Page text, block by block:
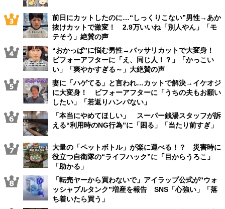
前日にカットしたのに…“しっくりこない”男性→あか
抜けカットで激変！ 2.9万いいね「別人やん」「モ
テそう」絶賛の声
“おかっぱ”に悩む男性→バッサリカットで大変身！
ビフォーアフターに「え、同じ人！？」「かっこい
い」「爽やかすぎる～」大絶賛の声
妻に「ハゲてる」と言われ…カットで解決→イケオジ
に大変身！ ビフォーアフターに「うちの夫もお願い
したい」「若返りハンパない」
「本当にやめてほしい」 スーパー銭湯スタッフが訴
える“利用時のNG行為”に「困る」「当たり前すぎ」
大量の「ペットボトル」が楽に運べる！？ 災害時に
役立つ自衛隊の“ライフハック”に「目からうろこ」
「助かる」
「転売ヤーから買わないで」アイラップ公式が“ウォ
ッシャブルタンク”増産を報告 SNS「心強い」「落
ち着いたら買う」